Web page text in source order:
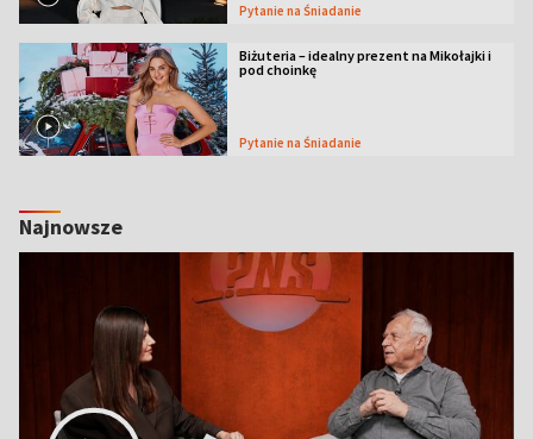
Pytanie na Śniadanie
Biżuteria – idealny prezent na Mikołajki i
pod choinkę
Pytanie na Śniadanie
Najnowsze